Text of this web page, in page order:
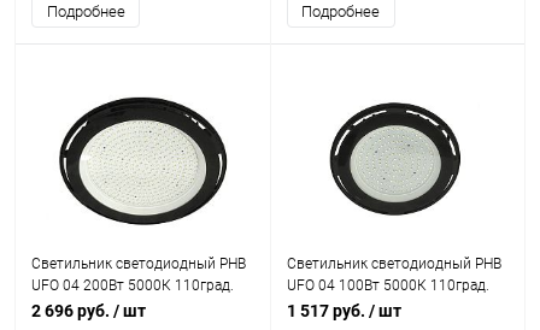
Подробнее Подробнее
Светильник светодиодный PHB
UFO 04 200Вт 5000К 110град.
IP65 JazzWay 5045637
2 696 руб. / шт
Светильник светодиодный PHB
UFO 04 100Вт 5000К 110град.
IP65 JazzWay 5045569
1 517 руб. / шт